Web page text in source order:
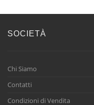
SOCIETÀ
Chi Siamo
Contatti
Condizioni di Vendita